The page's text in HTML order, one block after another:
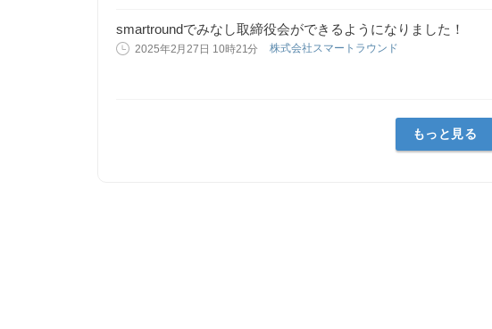
smartroundでみなし取締役会ができるようになりました！
2025年2月27日 10時21分 株式会社スマートラウンド
もっと見る